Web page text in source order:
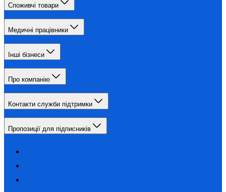
Споживчі товари
Медичні працівники
Інші бізнеси
Про компанію
Контакти служби підтримки
Пропозиції для підписників